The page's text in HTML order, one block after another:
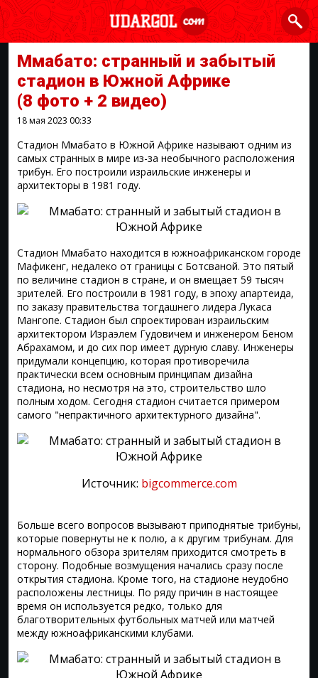
Ммабато: странный и забытый
стадион в Южной Африке
(8 фото + 2 видео)
18 мая 2023 00:33
Стадион Ммабато в Южной Африке называют одним из
самых странных в мире из-за необычного расположения
трибун. Его построили израильские инженеры и
архитекторы в 1981 году.
Стадион Ммабато находится в южноафриканском городе
Мафикенг, недалеко от границы с Ботсваной. Это пятый
по величине стадион в стране, и он вмещает 59 тысяч
зрителей. Его построили в 1981 году, в эпоху апартеида,
по заказу правительства тогдашнего лидера Лукаса
Мангопе. Стадион был спроектирован израильским
архитектором Израэлем Гудовичем и инженером Беном
Абрахамом, и до сих пор имеет дурную славу. Инженеры
придумали концепцию, которая противоречила
практически всем основным принципам дизайна
стадиона, но несмотря на это, строительство шло
полным ходом. Сегодня стадион считается примером
самого "непрактичного архитектурного дизайна".
Источник: bigcommerce.com
Больше всего вопросов вызывают приподнятые трибуны,
которые повернуты не к полю, а к другим трибунам. Для
нормального обзора зрителям приходится смотреть в
сторону. Подобные возмущения начались сразу после
открытия стадиона. Кроме того, на стадионе неудобно
расположены лестницы. По ряду причин в настоящее
время он используется редко, только для
благотворительных футбольных матчей или матчей
между южноафриканскими клубами.